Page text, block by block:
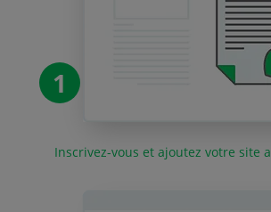
1
Inscrivez-vous et ajoutez votre site